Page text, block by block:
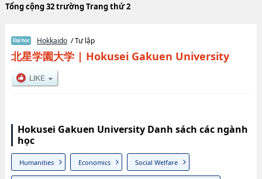
Tổng cộng 32 trường Trang thứ 2
Hokkaido / Tư lập
北星学園大学| Hokusei Gakuen University
Hokusei Gakuen University Danh sách các ngành
học
Humanities Economics Social Welfare